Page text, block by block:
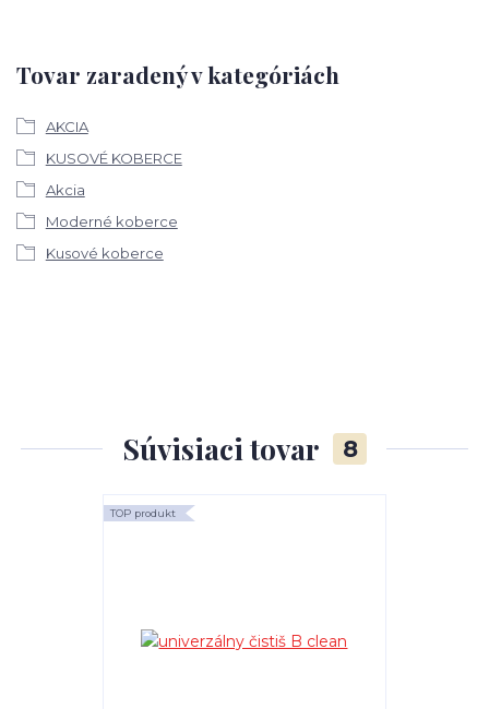
Tovar zaradený v kategóriách
AKCIA
KUSOVÉ KOBERCE
Akcia
Moderné koberce
Kusové koberce
Súvisiaci tovar 8
TOP produkt